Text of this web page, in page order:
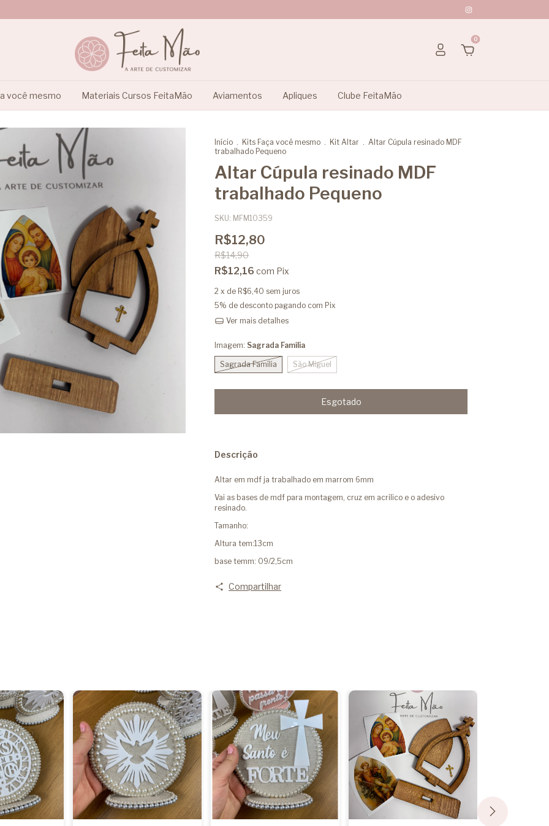
0
você mesmo Materiais Cursos FeitaMão Aviamentos Apliques Clube FeitaMão
Início . Kits Faça você mesmo . Kit Altar . Altar Cúpula resinado MDF
trabalhado Pequeno
Altar Cúpula resinado MDF
trabalhado Pequeno
SKU: MFM10359
R$12,80
R$14,90
R$12,16 com Pix
2 x de R$6,40 sem juros
5% de desconto pagando com Pix
Ver mais detalhes
Imagem: Sagrada Família
Sagrada Família São Miguel
Descrição
Altar em mdf ja trabalhado em marrom 6mm
Vai as bases de mdf para montagem, cruz em acrilico e o adesivo
resinado.
Tamanho:
Altura tem:13cm
base temm: 09/2,5cm
Compartilhar